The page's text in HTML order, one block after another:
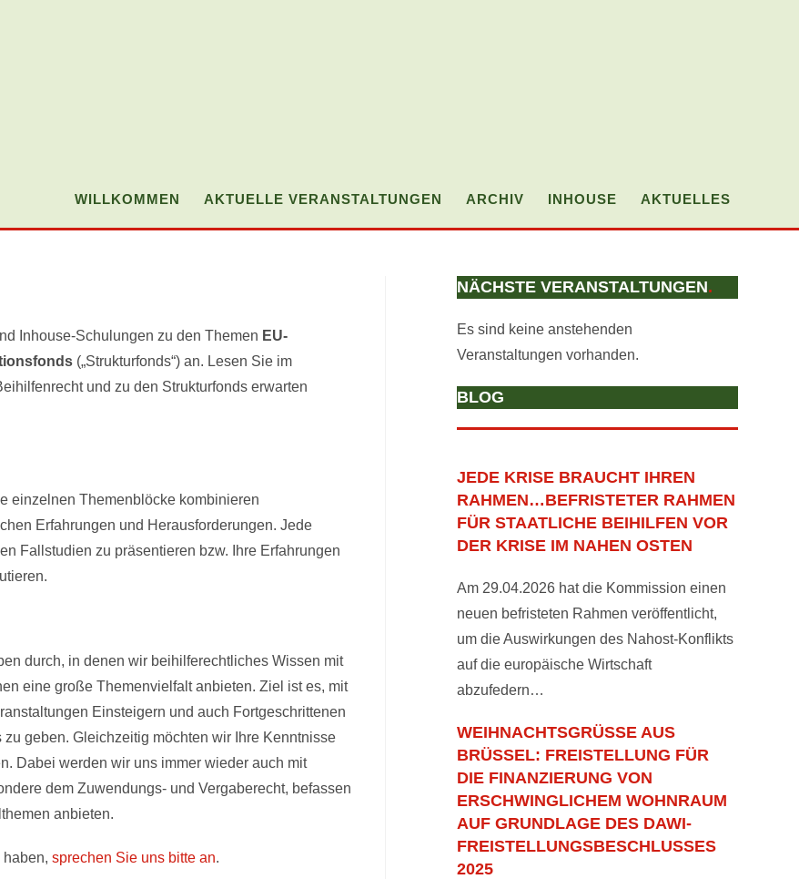
WILLKOMMEN AKTUELLE VERANSTALTUNGEN ARCHIV INHOUSE AKTUELLES
Inhouse-Schulungen zu den Themen EU-
(„Strukturfonds“) an. Lesen Sie im
und zu den Strukturfonds erwarten
einzelnen Themenblöcke kombinieren
Erfahrungen und Herausforderungen. Jede
Fallstudien zu präsentieren bzw. Ihre Erfahrungen
durch, in denen wir beihilferechtliches Wissen mit
eine große Themenvielfalt anbieten. Ziel ist es, mit
Einsteigern und auch Fortgeschrittenen
geben. Gleichzeitig möchten wir Ihre Kenntnisse
Dabei werden wir uns immer wieder auch mit
dem Zuwendungs- und Vergaberecht, befassen
anbieten.
haben,sprechen Sie uns bitte an.
NÄCHSTE VERANSTALTUNGEN.
Es sind keine anstehenden
Veranstaltungen vorhanden.
BLOG
JEDE KRISE BRAUCHT IHREN
RAHMEN…BEFRISTETER RAHMEN
FÜR STAATLICHE BEIHILFEN VOR
DER KRISE IM NAHEN OSTEN
Am 29.04.2026 hat die Kommission einen
neuen befristeten Rahmen veröffentlicht,
um die Auswirkungen des Nahost-Konflikts
auf die europäische Wirtschaft
abzufedern…
WEIHNACHTSGRÜSSE AUS B
RÜSSEL: FREISTELLUNG FÜR D
IE FINANZIERUNG VON E
RSCHWINGLICHEM WOHNRAUM A
UF GRUNDLAGE DES DAWI-F
REISTELLUNGSBESCHLUSSES 2
025